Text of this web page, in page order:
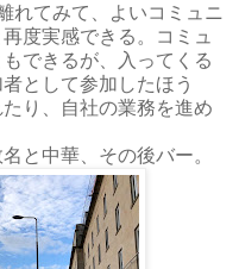
れてみて、よいコミュニ
度実感できる。コミュ
できるが、入ってくる
として参加したほう
り、自社の業務を進め
と中華、その後バー。